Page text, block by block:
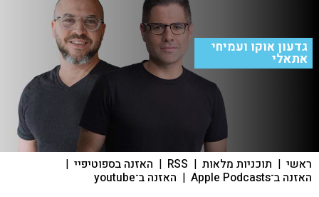
גדעון אוקו ועמיחי
אתאלי
ראשי | תוכניות מלאות |
RSS
| האזנה בספוטיפיי |
האזנה ב־Apple Podcasts | האזנה ב־youtube